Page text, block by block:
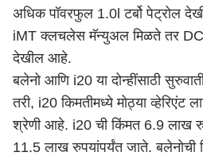
अधिक पॉवरफुल 1.0l टर्बो पेट्रोल
iMT क्लचलेस मॅन्युअल मिळते तर
देखील आहे.
बलेनो आणि i20 या दोन्हींसाठी
तरी, i20 किमतीमध्ये मोठ्या व्हेरिएंट
श्रेणी आहे. i20 ची किंमत 6.9 लाख
11.5 लाख रुपयांपर्यंत जाते.